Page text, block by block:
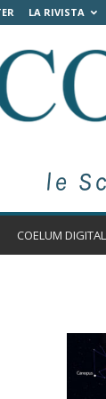
LA RIVISTA
COELUM